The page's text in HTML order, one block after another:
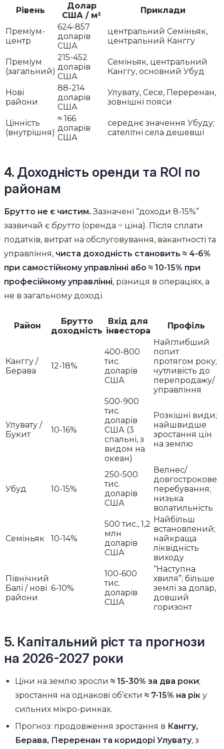
Рівень
Долар
США / м²
Приклади
Преміум-
центр
624-857
доларів
США
центральний Семіньяк,
центральний Канггу
Преміум
(загальний)
215-452
доларів
США
Семіньяк, центральний
Канггу, основний Убуд
Нові
райони
88-214
доларів
США
Улувату, Сесе, Переренан,
зовнішні пояси
Цінність
(внутрішня)
≈ 166
доларів
США
середнє значення Убуду;
сателітні села дешевші
4. Доходність оренди та ROI по
районам
Брутто не є чистим. Зазначені “доходи 8-15%”
зазвичай є брутто (оренда ÷ ціна). Після сплати
податків, витрат на обслуговування, вакантності та
управління, чиста доходність становить ≈ 4-6%
при самостійному управлінні або ≈ 10-15% при
професійному управлінні, різниця в операціях, а
не в загальному доході.
Район
Брутто
доходність
Вхід для
інвестора
Профіль
Канггу /
Берава
12-18%
400-800
тис.
доларів
США
Найглибший
попит
протягом року;
чутливість до
перепродажу/
управління
Улувату /
Букит
10-16%
500-900
тис.
доларів
США (3
спальні, з
видом на
океан)
Розкішні види;
найшвидше
зростання цін
на землю
Убуд 10-15%
250-500
тис.
доларів
США
Велнес/
довгострокове
перебування;
низька
волатильність
Семіньяк 10-14%
500 тис., 1,2
млн
доларів
США
Найбільш
встановлений;
найкраща
ліквідність
виходу
Північний
Балі / нові
райони
6-10%
100-600
тис.
доларів
США
“Наступна
хвиля”; більше
землі за долар,
довший
горизонт
5. Капітальний ріст та прогнози
на 2026-2027 роки
Ціни на землю зросли≈ 15-30% за два роки;
зростання на однакові об’єкти≈ 7-15% на рік у
сильних мікро-ринках.
Прогноз: продовження зростання в Канггу,
Берава, Переренан та коридорі Улувату, з